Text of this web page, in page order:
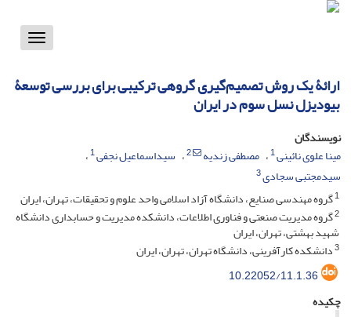
Toggle
ارائۀ یک روش تصمیم‌گیری گروهی ترکیبی برای بررسی توسعۀ
بیودیزل نسل سوم در ایران
نویسندگان
مینا علوی نائینی1 مصطفی زندیه 2 سیداسماعیل نجفی1
سیدمجتبی سجادی3
1گروه مهندسی صنایع، دانشگاه آزاد اسلامی واحد علوم و تحقیقات، تهران، ایران
2گروه مدیریت صنعتی و فناوری اطلاعات، دانشکده مدیریت و حسابداری دانشگاه
شهید بهشتی، تهران، ایران
3دانشکده کارآفرینی، دانشگاه تهران، تهران، ایران
10.22052/11.1.36
چکیده